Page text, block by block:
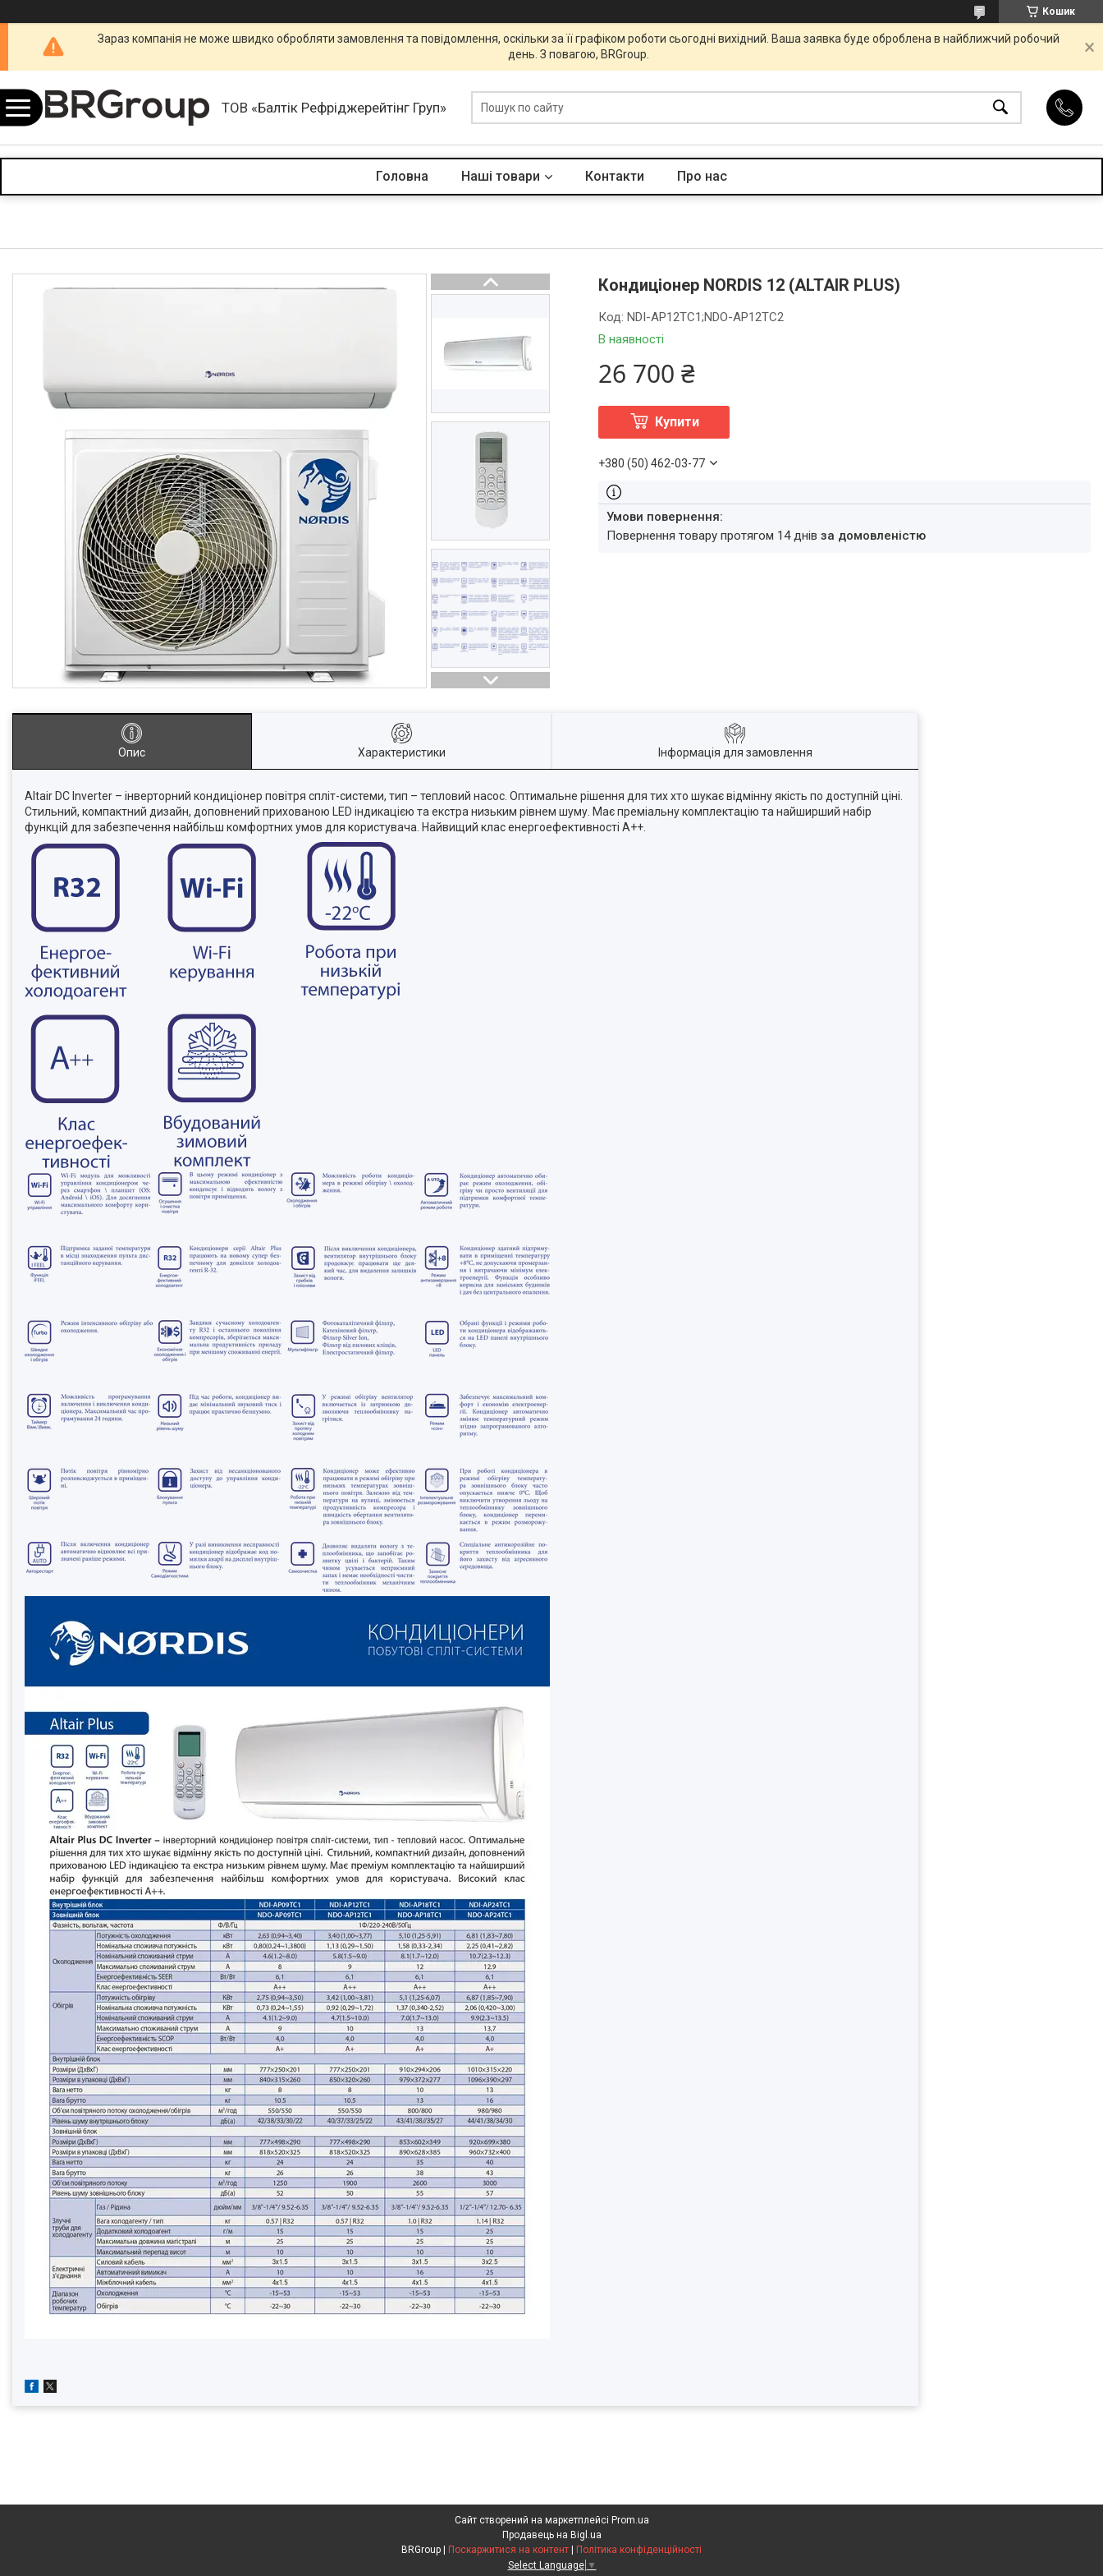
Кошик
Зараз компанія не може швидко обробляти замовлення та повідомлення, оскільки за її графіком роботи сьогодні вихідний. Ваша заявка буде оброблена в найближчий робочий
день. З повагою, BRGroup.
ТОВ «Балтік Рефріджерейтінг Груп»
Головна Наші товари Контакти Про нас
Кондиціонер NORDIS 12 (ALTAIR PLUS)
В наявності
Код:NDI-AP12TC1;NDO-AP12TC2
26 700 ₴
Купити
+380 (50) 462-03-77
повернення товару протягом 14 днівза домовленістю
Опис Характеристики Інформація для замовлення
Altair DC Inverter – інверторний кондиціонер повітря спліт-системи, тип – тепловий насос. Оптимальне рішення для тих хто шукає відмінну якість по доступній ціні.
Стильний, компактний дизайн, доповнений прихованою LED індикацією та екстра низьким рівнем шуму. Має преміальну комплектацію та найширший набір
функцій для забезпечення найбільш комфортних умов для користувача. Найвищий клас енергоефективності А++.
Сайт створений на маркетплейсі Prom.ua
Продавець на Bigl.ua
Поскаржитися на контент
Політика конфіденційності
Select Language ▼